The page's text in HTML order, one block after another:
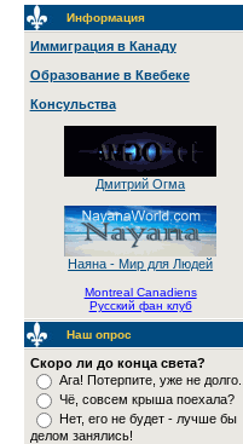
Информация
Иммиграция в Канаду
Образование в Квебеке
Консульства
Дмитрий Огма
Наяна - Мир для Людей
Montreal Canadiens
Русский фан клуб
Наш опрос
Скоро ли до конца света?
Ага! Потерпите, уже не долго...
Чё, совсем крыша поехала?
Нет, его не будет - лучше бы
делом занялись!